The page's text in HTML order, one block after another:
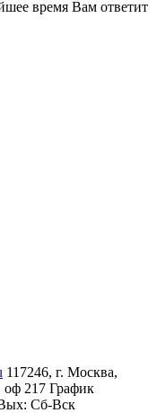
время Вам ответит
117246, г. Москва,
оф 217 График
Сб‑Вск